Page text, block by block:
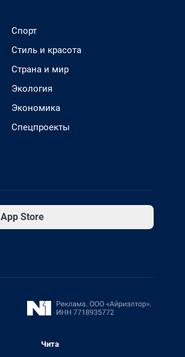
Спорт
Стиль и красота
Страна и мир
Экология
Экономика
Спецпроекты
App Store
Чита